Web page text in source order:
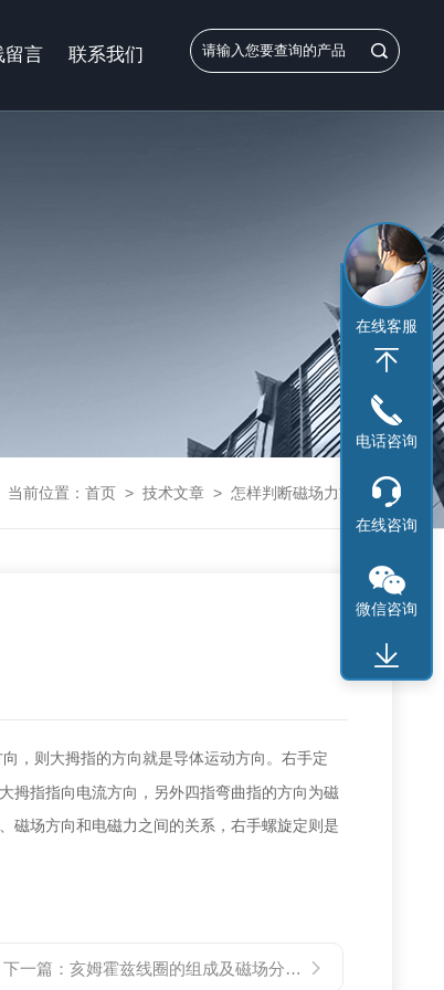
留言 联系我们
当前位置： 首页> 技术文章> 怎样判断磁场力方向
， 则大拇指的方向就是导体运动方向 。右手定
大拇指指向电流方向 ， 另外四指弯曲指的方向为磁
、磁场方向和电磁力之间的关系 ，右手螺旋定则是
下一篇： 亥姆霍兹线圈的组成及磁场分布特点
在线客服
电话咨询
在线咨询
微信咨询